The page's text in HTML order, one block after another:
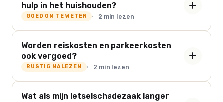
hulp in het huishouden?
GOED OM TE WETEN 2 min lezen
Worden reiskosten en parkeerkosten
ook vergoed?
RUSTIG NALEZEN 2 min lezen
Wat als mijn letselschadezaak langer